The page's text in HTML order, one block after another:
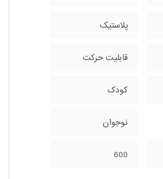
پلاستیک
قابلیت حرکت
کودک
نوجوان
600